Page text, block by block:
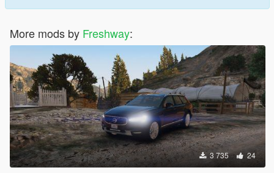
More mods by Freshway:
3 735 24